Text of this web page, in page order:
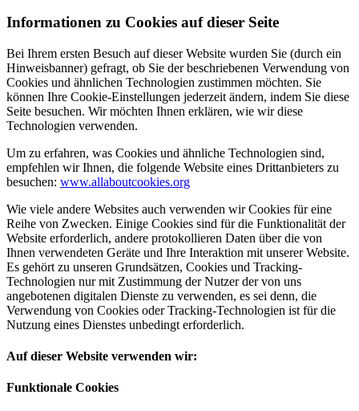
Informationen zu Cookies auf dieser Seite
Bei Ihrem ersten Besuch auf dieser Website wurden Sie (durch ein
Hinweisbanner) gefragt, ob Sie der beschriebenen Verwendung von
Cookies und ähnlichen Technologien zustimmen möchten. Sie
können Ihre Cookie-Einstellungen jederzeit ändern, indem Sie diese
Seite besuchen. Wir möchten Ihnen erklären, wie wir diese
Technologien verwenden.
Um zu erfahren, was Cookies und ähnliche Technologien sind,
empfehlen wir Ihnen, die folgende Website eines Drittanbieters zu
besuchen: www.allaboutcookies.org
Wie viele andere Websites auch verwenden wir Cookies für eine
Reihe von Zwecken. Einige Cookies sind für die Funktionalität der
Website erforderlich, andere protokollieren Daten über die von
Ihnen verwendeten Geräte und Ihre Interaktion mit unserer Website.
Es gehört zu unseren Grundsätzen, Cookies und Tracking-
Technologien nur mit Zustimmung der Nutzer der von uns
angebotenen digitalen Dienste zu verwenden, es sei denn, die
Verwendung von Cookies oder Tracking-Technologien ist für die
Nutzung eines Dienstes unbedingt erforderlich.
Auf dieser Website verwenden wir:
Funktionale Cookies